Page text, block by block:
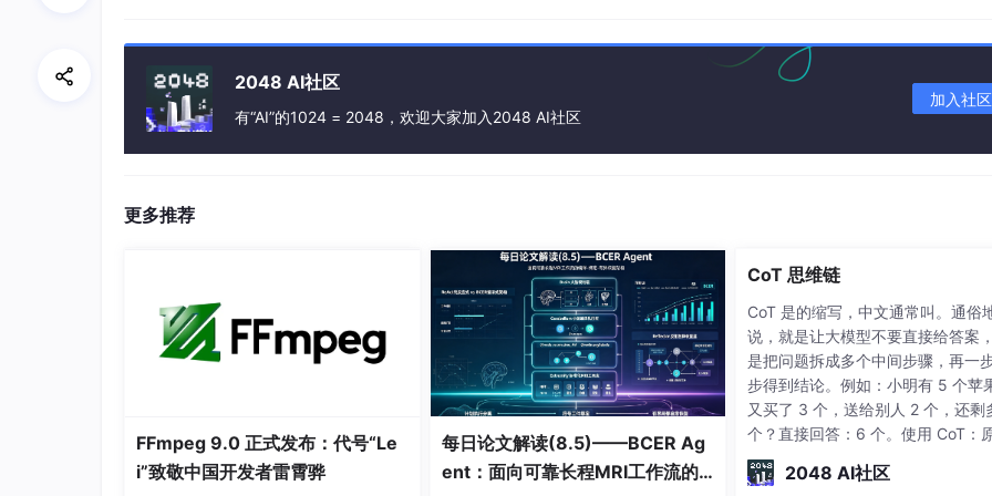
上述的算法在蓝桥杯Python组中据说没有什么卵用，因为排序直接调用函数即可。
1、Python 的 sort() 函数和 sorted() 函数
sort 和 sorted() 的区别
sort() 是应用在 list 上的方法，而 sorted 可以对所有可迭代的对象进行排序操作。一个关键的区别是：
sort 是在原列表上排序，而 sorted() 产生一个新的列表，不改变原列表。
2048 AI社区
有“AI”的1024 = 2048，欢迎大家加入2048 AI社区
加入社区
更多推荐
FFmpeg 9.0 正式发布：代号“Le
i”致敬中国开发者雷霄骅
每日论文解读(8.5)——BCER Ag
ent：面向可靠长程MRI工作流的
CoT 思维链
CoT 是的缩写，中文通常叫。通俗
说，就是让大模型不要直接给答案
是把问题拆成多个中间步骤，再一
步得到结论。例如：小明有 5 个苹
又买了 3 个，送给别人 2 个，还剩
个？直接回答：6 个。使用 CoT：
有 5 个，买了 3 个后有
5+3=8 个；又送出 2 个，所以剩下
2048 AI社区